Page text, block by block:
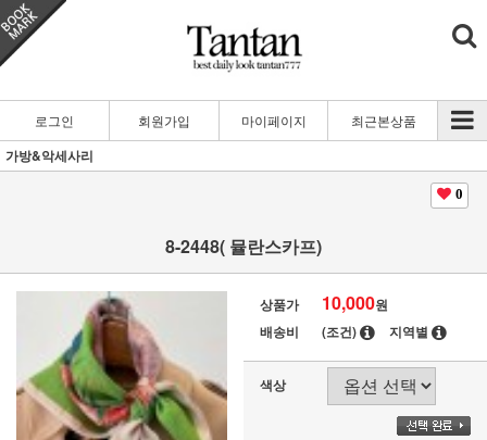
로그인 회원가입 마이페이지 최근본상품
가방&악세사리
0
8-2448( 뮬란스카프)
상품가 10,000원
배송비
(조건) 지역별
색상